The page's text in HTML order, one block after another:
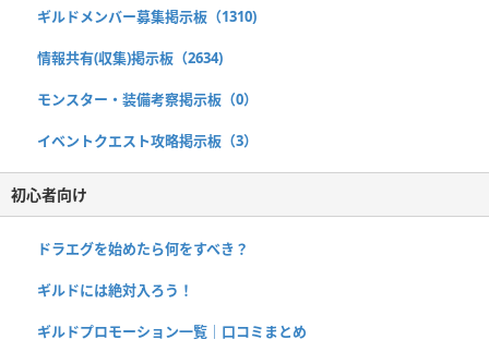
ギルドメンバー募集掲示板（1310)
情報共有(収集)掲示板（2634)
モンスター・装備考察掲示板（0）
イベントクエスト攻略掲示板（3）
初心者向け
ドラエグを始めたら何をすべき？
ギルドには絶対入ろう！
ギルドプロモーション一覧｜口コミまとめ